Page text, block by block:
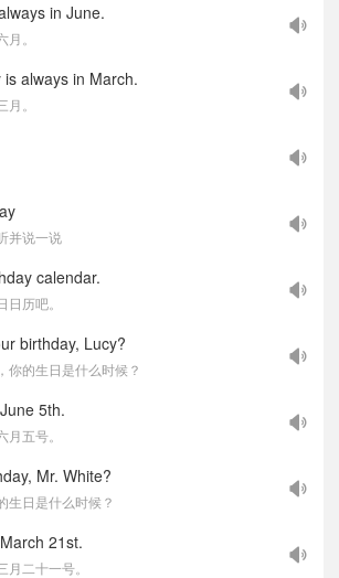
in June.
。
always in March.
。
并说一说
calendar.
历吧。
birthday, Lucy?
你的生日是什么时候？
5th.
五号。
Mr. White?
生日是什么时候？
21st.
二十一号。